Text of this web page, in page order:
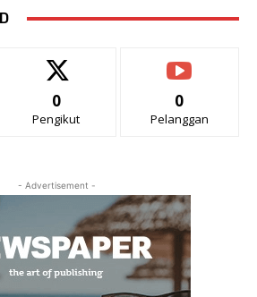
0
Pengikut
0
Pelanggan
- Advertisement -